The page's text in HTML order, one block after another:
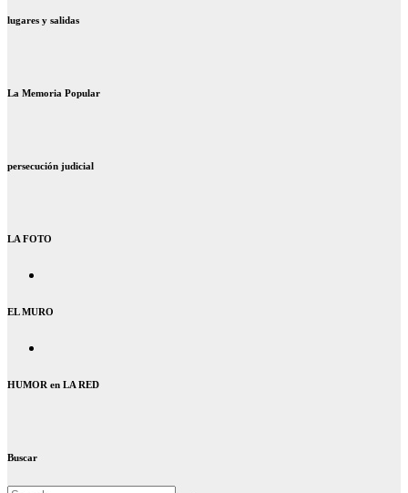
lugares y salidas
La Memoria Popular
persecución judicial
LA FOTO
EL MURO
HUMOR en LA RED
Buscar